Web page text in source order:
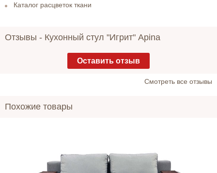
Каталог расцветок ткани
Отзывы - Кухонный стул "Игрит" Apina
Оставить отзыв
Cмотреть все отзывы
Похожие товары